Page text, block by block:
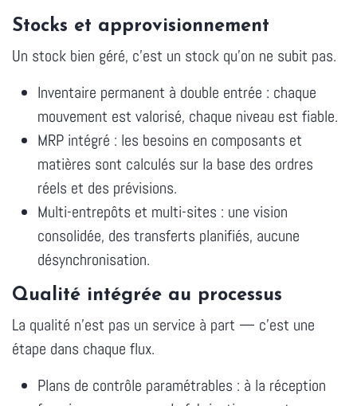
Stocks et approvisionnement
Un stock bien géré, c'est un stock qu'on ne subit pas.
Inventaire permanent à double entrée : chaque
mouvement est valorisé, chaque niveau est fiable.
MRP intégré : les besoins en composants et
matières sont calculés sur la base des ordres
réels et des prévisions.
Multi-entrepôts et multi-sites : une vision
consolidée, des transferts planifiés, aucune
désynchronisation.
Qualité intégrée au processus
La qualité n'est pas un service à part — c'est une
étape dans chaque flux.
Plans de contrôle paramétrables : à la réception